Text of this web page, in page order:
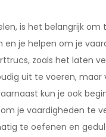
is het belangrijk
je helpen om je
zoals het laten
uit te voeren,
kun je ook
je vaardigheden te
te oefenen en